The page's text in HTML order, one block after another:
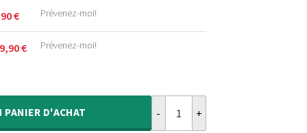
€ Prévenez-moi!
€ Prévenez-moi!
PANIER D'ACHAT